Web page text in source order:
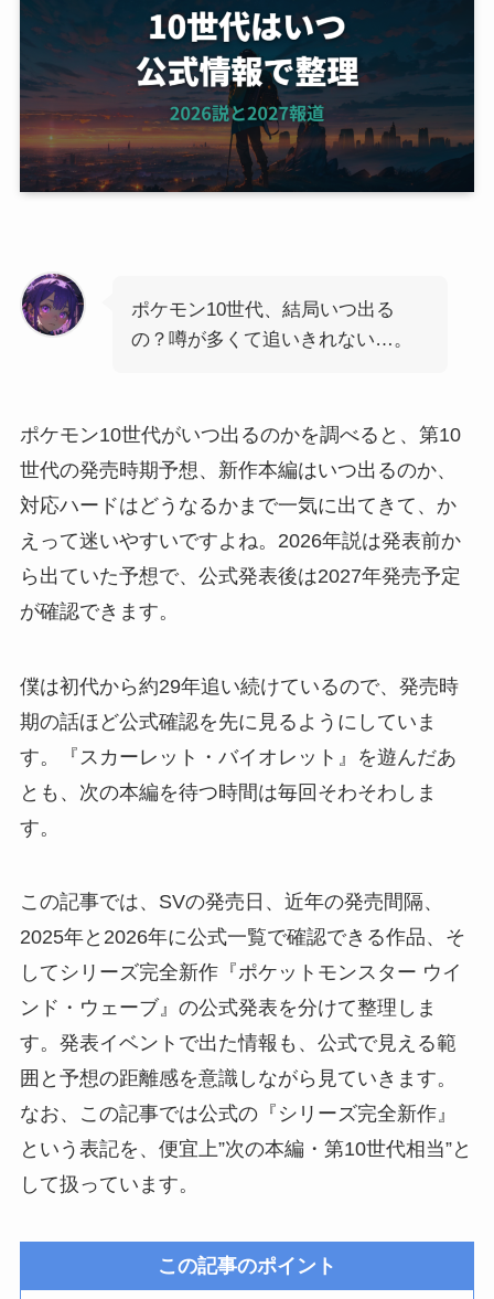
ポケモン10世代、結局いつ出る
の？噂が多くて追いきれない…。
ポケモン10世代がいつ出るのかを調べると、第10
世代の発売時期予想、新作本編はいつ出るのか、
対応ハードはどうなるかまで一気に出てきて、か
えって迷いやすいですよね。2026年説は発表前か
ら出ていた予想で、公式発表後は2027年発売予定
が確認できます。
僕は初代から約29年追い続けているので、発売時
期の話ほど公式確認を先に見るようにしていま
す。『スカーレット・バイオレット』を遊んだあ
とも、次の本編を待つ時間は毎回そわそわしま
す。
この記事では、SVの発売日、近年の発売間隔、
2025年と2026年に公式一覧で確認できる作品、そ
してシリーズ完全新作『ポケットモンスター ウイ
ンド・ウェーブ』の公式発表を分けて整理しま
す。発表イベントで出た情報も、公式で見える範
囲と予想の距離感を意識しながら見ていきます。
なお、この記事では公式の『シリーズ完全新作』
という表記を、便宜上”次の本編・第10世代相当”と
して扱っています。
この記事のポイント